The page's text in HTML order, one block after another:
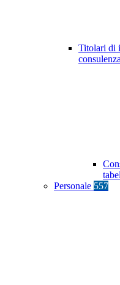
Titolari di
consulenza
Personale 557